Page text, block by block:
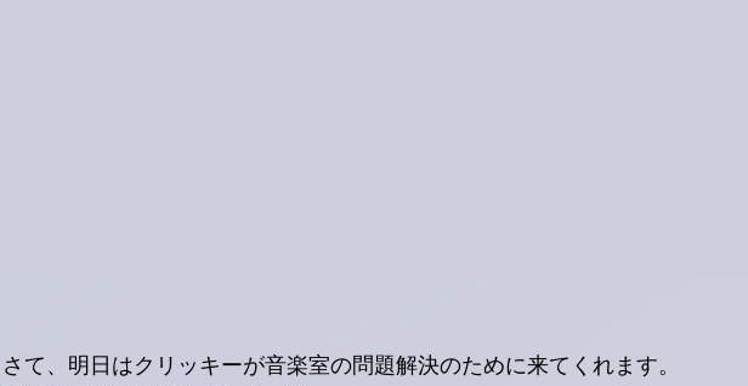
さて、明日はクリッキーが音楽室の問題解決のために来てくれます。